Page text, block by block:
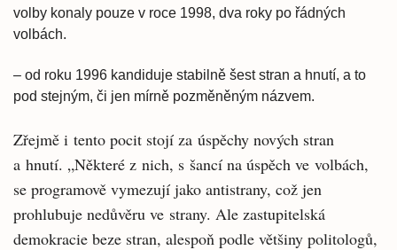
volby konaly pouze v roce 1998, dva roky po řádných
volbách.
– od roku 1996 kandiduje stabilně šest stran a hnutí, a to
pod stejným, či jen mírně pozměněným názvem.
Zřejmě i tento pocit stojí za úspěchy nových stran
a hnutí. „Některé z nich, s šancí na úspěch ve volbách,
se programově vymezují jako antistrany, což jen
prohlubuje nedůvěru ve strany. Ale zastupitelská
demokracie beze stran, alespoň podle většiny politologů,